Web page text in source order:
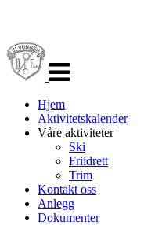
navigasjon
Hjem
Aktivitetskalender
Våre aktiviteter
Ski
Friidrett
Trim
Kontakt oss
Anlegg
Dokumenter